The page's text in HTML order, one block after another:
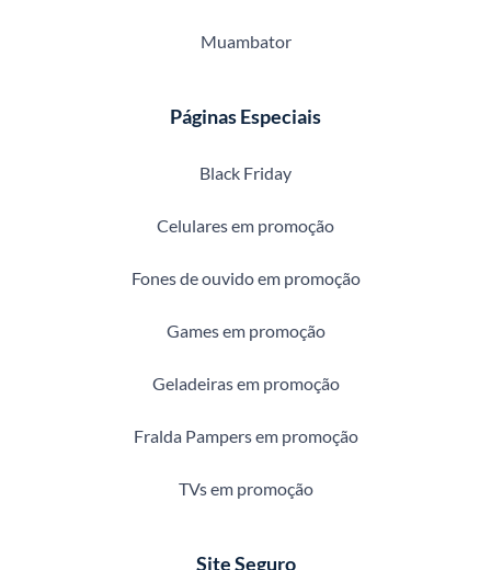
Muambator
Páginas Especiais
Black Friday
Celulares em promoção
Fones de ouvido em promoção
Games em promoção
Geladeiras em promoção
Fralda Pampers em promoção
TVs em promoção
Site Seguro